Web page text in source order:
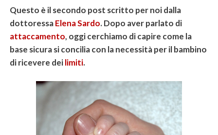
Questo è il secondo post scritto per noi dalla
dottoressaElena Sardo. Dopo aver parlato di
attaccamento, oggi cerchiamo di capire come la
base sicura si concilia con la necessità per il bambino
di ricevere deilimiti.